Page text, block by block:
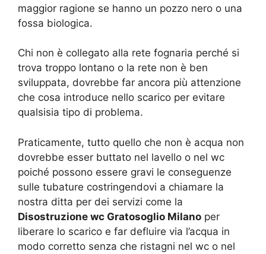
maggior ragione se hanno un pozzo nero o una
fossa biologica.
Chi non è collegato alla rete fognaria perché si
trova troppo lontano o la rete non è ben
sviluppata, dovrebbe far ancora più attenzione
che cosa introduce nello scarico per evitare
qualsisia tipo di problema.
Praticamente, tutto quello che non è acqua non
dovrebbe esser buttato nel lavello o nel wc
poiché possono essere gravi le conseguenze
sulle tubature costringendovi a chiamare la
nostra ditta per dei servizi come la
Disostruzione wc Gratosoglio Milano per
liberare lo scarico e far defluire via l’acqua in
modo corretto senza che ristagni nel wc o nel